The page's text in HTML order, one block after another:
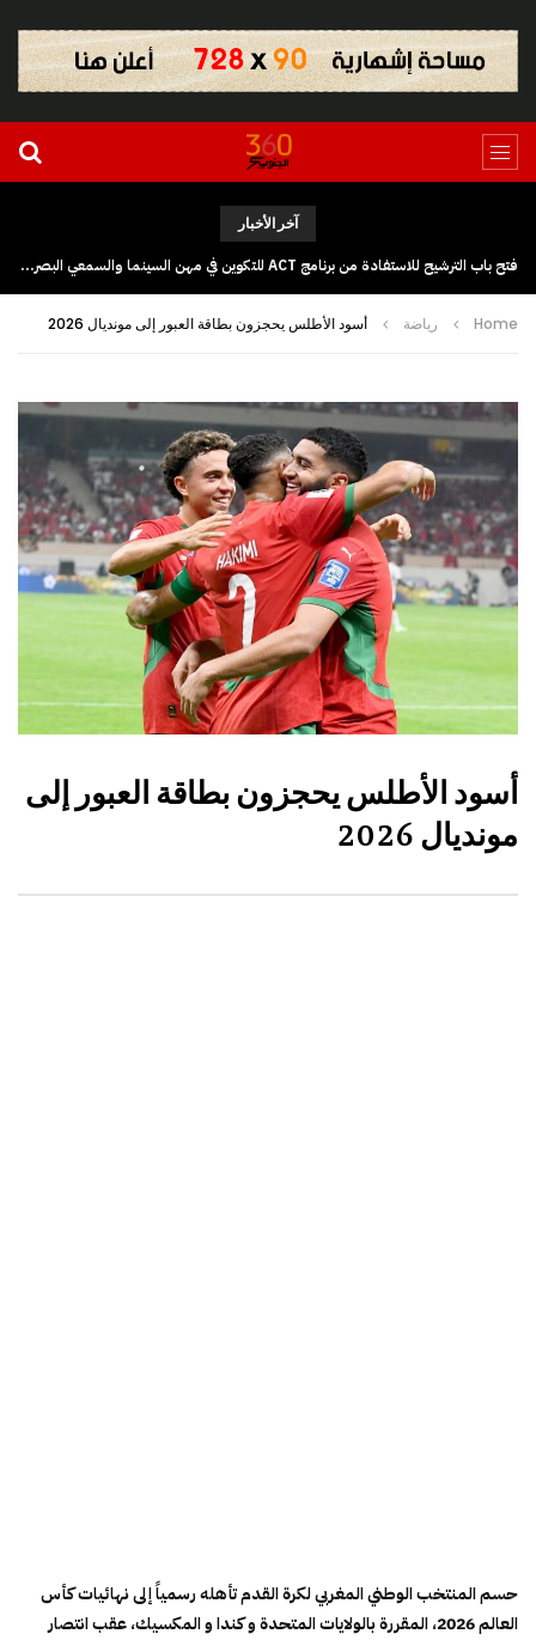
آخر الأخبار
فتح باب الترشيح للاستفادة من برنامج ACT للتكوين في مهن السينما والسمعي البصري بجهة كلميم وادنون
Home رياضة أسود الأطلس يحجزون بطاقة العبور إلى مونديال 2026
أسود الأطلس يحجزون بطاقة العبور إلى
مونديال 2026
حسم المنتخب الوطني المغربي لكرة القدم تأهله رسمياً إلى نهائيات كأس
العالم 2026، المقررة بالولايات المتحدة و كندا و المكسيك، عقب انتصار